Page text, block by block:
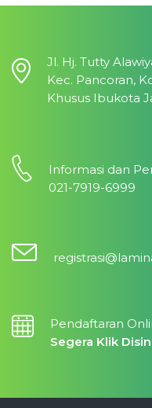
Jl. Hj. Tutty
Kec. Pancoran,
Khusus Ibukota
Informasi dan
021-7919-6999
Pendaftaran
Segera Klik